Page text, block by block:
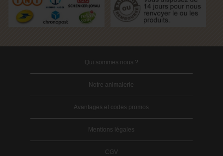
Qui sommes nous ?
Notre animalerie
Avantages et codes promos
Mentions légales
CGV